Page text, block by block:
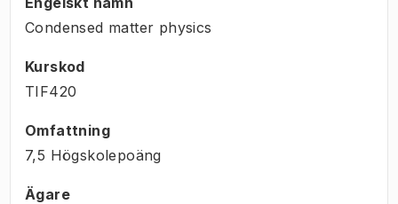
Condensed matter physics
Kurskod
TIF420
Omfattning
7,5 Högskolepoäng
Ägare